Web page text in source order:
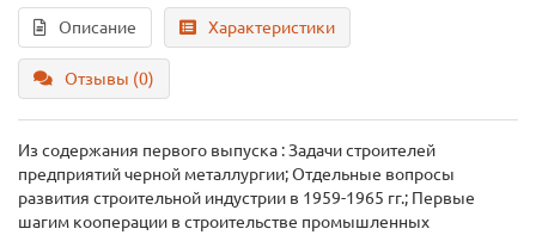
Описание Характеристики
Отзывы (0)
Из содержания первого выпуска : Задачи строителей
предприятий черной металлургии; Отдельные вопросы
развития строительной индустрии в 1959-1965 гг.; Первые
шагим кооперации в строительстве промышленных